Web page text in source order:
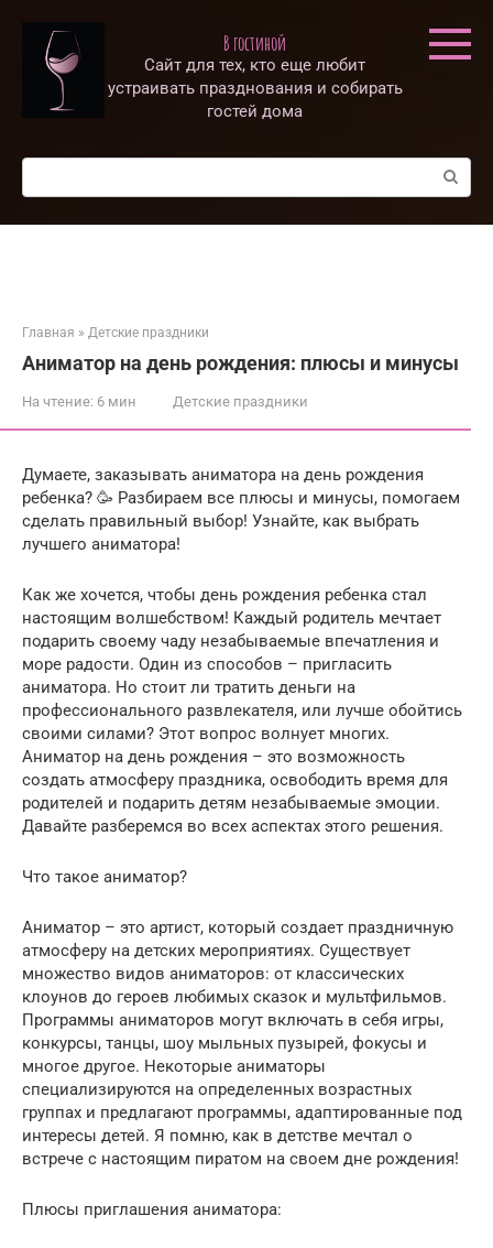
контенту
В гостиной
Сайт для тех, кто еще любит
устраивать празднования и собирать
гостей дома
Поиск:
Главная » Детские праздники
Аниматор на день рождения: плюсы и минусы
На чтение: 6 мин Детские праздники
Думаете, заказывать аниматора на день рождения
ребенка? 🥳 Разбираем все плюсы и минусы, помогаем
сделать правильный выбор! Узнайте, как выбрать
лучшего аниматора!
Как же хочется, чтобы день рождения ребенка стал
настоящим волшебством! Каждый родитель мечтает
подарить своему чаду незабываемые впечатления и
море радости. Один из способов – пригласить
аниматора. Но стоит ли тратить деньги на
профессионального развлекателя, или лучше обойтись
своими силами? Этот вопрос волнует многих.
Аниматор на день рождения – это возможность
создать атмосферу праздника, освободить время для
родителей и подарить детям незабываемые эмоции.
Давайте разберемся во всех аспектах этого решения.
Что такое аниматор?
Аниматор – это артист, который создает праздничную
атмосферу на детских мероприятиях. Существует
множество видов аниматоров: от классических
клоунов до героев любимых сказок и мультфильмов.
Программы аниматоров могут включать в себя игры,
конкурсы, танцы, шоу мыльных пузырей, фокусы и
многое другое. Некоторые аниматоры
специализируются на определенных возрастных
группах и предлагают программы, адаптированные под
интересы детей. Я помню, как в детстве мечтал о
встрече с настоящим пиратом на своем дне рождения!
Плюсы приглашения аниматора: